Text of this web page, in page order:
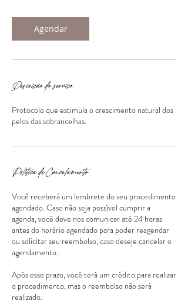
Agendar
Descrição do serviço
Protocolo que estimula o crescimento natural dos
pelos das sobrancelhas.
Política de Cancelamento
Você receberá um lembrete do seu procedimento
agendado. Caso não seja possível cumprir a
agenda, você deve nos comunicar até 24 horas
antes do horário agendado para poder reagendar
ou solicitar seu reembolso, caso deseje cancelar o
agendamento.
Após esse prazo, você terá um crédito para realizar
o procedimento, mas o reembolso não será
realizado.